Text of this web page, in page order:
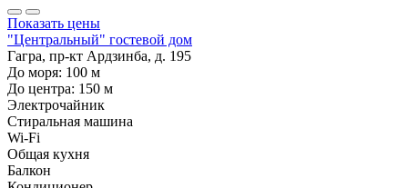
Показать цены
"Центральный" гостевой дом
Гагра, пр-кт Ардзинба, д. 195
До моря: 100 м
До центра: 150 м
Электрочайник
Стиральная машина
Wi-Fi
Общая кухня
Балкон